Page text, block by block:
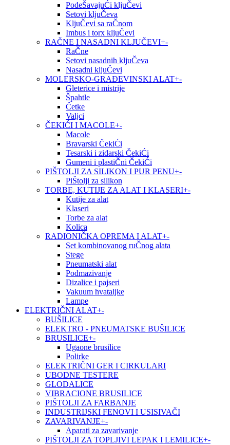
PodeŠavajuĆi kljuČevi
Setovi kljuČeva
KljuČevi sa raČnom
Imbus i torx kljuČevi
RAČNE I NASADNI KLJUČEVI+-
RaČne
Setovi nasadnih kljuČeva
Nasadni kljuČevi
MOLERSKO-GRAĐEVINSKI ALAT+-
Gleterice i mistrije
Špahtle
Četke
Valjci
ČEKIĆI I MACOLE+-
Macole
Bravarski ČekiĆi
Tesarski i zidarski ČekiĆi
Gumeni i plastiČni ČekiĆi
PIŠTOLJI ZA SILIKON I PUR PENU+-
PiŠtolji za silikon
TORBE, KUTIJE ZA ALAT I KLASERI+-
Kutije za alat
Klaseri
Torbe za alat
Kolica
RADIONIČKA OPREMA I ALAT+-
Set kombinovanog ruČnog alata
Stege
Pneumatski alat
Podmazivanje
Dizalice i pajseri
Vakuum hvataljke
Lampe
ELEKTRIČNI ALAT+-
BUŠILICE
ELEKTRO - PNEUMATSKE BUŠILICE
BRUSILICE+-
Ugaone brusilice
Polirke
ELEKTRIČNI GER I CIRKULARI
UBODNE TESTERE
GLODALICE
VIBRACIONE BRUSILICE
PIŠTOLJI ZA FARBANJE
INDUSTRIJSKI FENOVI I USISIVAČI
ZAVARIVANJE+-
Aparati za zavarivanje
PIŠTOLJI ZA TOPLJIVI LEPAK I LEMILICE+-